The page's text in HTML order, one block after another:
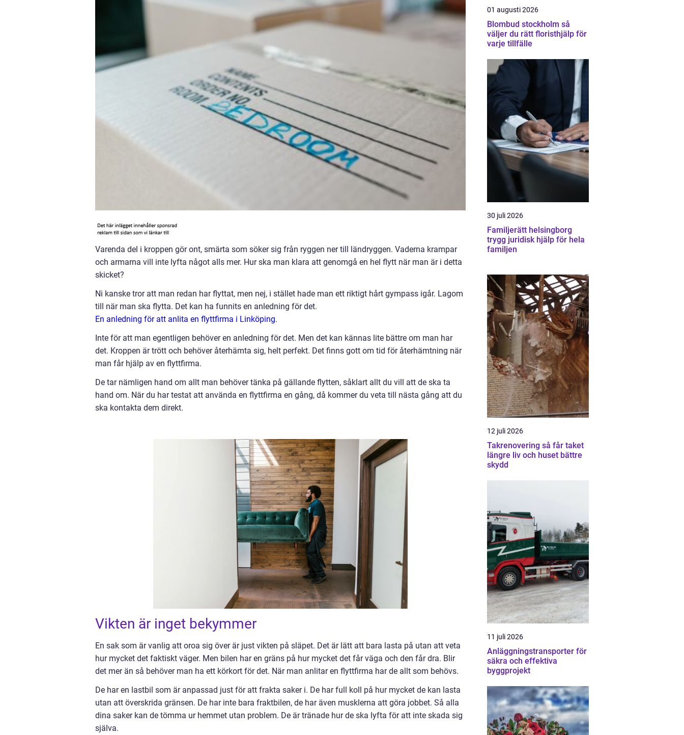
Varenda del i kroppen gör ont, smärta som söker sig från ryggen ner till ländryggen. Vaderna krampar
och armarna vill inte lyfta något alls mer. Hur ska man klara att genomgå en hel flytt när man är i detta
skicket?
Ni kanske tror att man redan har flyttat, men nej, i stället hade man ett riktigt hårt gympass igår. Lagom
till när man ska flytta. Det kan ha funnits en anledning för det.
En anledning för att anlita en flyttfirma i Linköping.
Inte för att man egentligen behöver en anledning för det. Men det kan kännas lite bättre om man har
det. Kroppen är trött och behöver återhämta sig, helt perfekt. Det finns gott om tid för återhämtning när
man får hjälp av en flyttfirma.
De tar nämligen hand om allt man behöver tänka på gällande flytten, såklart allt du vill att de ska ta
hand om. När du har testat att använda en flyttfirma en gång, då kommer du veta till nästa gång att du
ska kontakta dem direkt.
Vikten är inget bekymmer
En sak som är vanlig att oroa sig över är just vikten på släpet. Det är lätt att bara lasta på utan att veta
hur mycket det faktiskt väger. Men bilen har en gräns på hur mycket det får väga och den får dra. Blir
det mer än så behöver man ha ett körkort för det. När man anlitar en flyttfirma har de allt som behövs.
De har en lastbil som är anpassad just för att frakta saker i. De har full koll på hur mycket de kan lasta
utan att överskrida gränsen. De har inte bara fraktbilen, de har även musklerna att göra jobbet. Så alla
dina saker kan de tömma ur hemmet utan problem. De är tränade hur de ska lyfta för att inte skada sig
själva.
01 augusti 2026
Blombud stockholm så
väljer du rätt floristhjälp för
varje tillfälle
30 juli 2026
Familjerätt helsingborg
trygg juridisk hjälp för hela
familjen
12 juli 2026
Takrenovering så får taket
längre liv och huset bättre
skydd
11 juli 2026
Anläggningstransporter för
säkra och effektiva
byggprojekt